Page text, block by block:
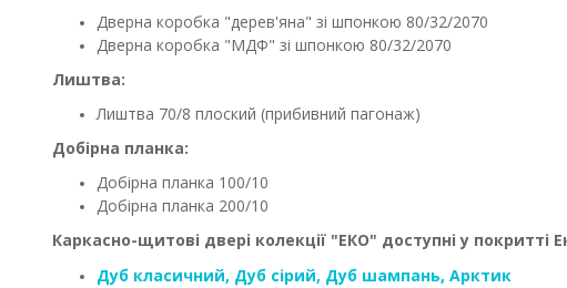
Дверна коробка "дерев'яна" зі шпонкою 80/32/2070
Дверна коробка "МДФ" зі шпонкою 80/32/2070
Лиштва:
Лиштва 70/8 плоский (прибивний пагонаж)
Добірна планка:
Добірна планка 100/10
Добірна планка 200/10
Каркасно-щитові двері колекції "ЕКО" доступні у покритті
Дуб класичний, Дуб сірий, Дуб шампань, Арктик